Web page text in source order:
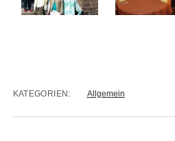
KATEGORIEN: Allgemein